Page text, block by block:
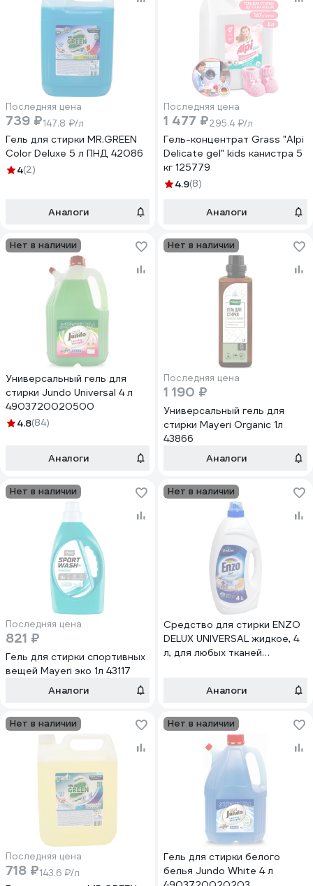
Последняя цена
739 ₽147.8 ₽/л
Гель для стирки MR.GREEN
Color Deluxe 5 л ПНД 42086
4(2)
Аналоги
Последняя цена
1 477 ₽295.4 ₽/л
Гель-концентрат Grass "Alpi
Delicate gel" kids канистра 5
кг 125779
4.9(8)
Аналоги
Нет в наличии
Универсальный гель для
стирки Jundo Universal 4 л
4903720020500
4.8(84)
Аналоги
Нет в наличии
Последняя цена
1 190 ₽
Универсальный гель для
стирки Mayeri Organic 1л
43866
Аналоги
Нет в наличии
Последняя цена
821 ₽
Гель для стирки спортивных
вещей Mayeri эко 1л 43117
Аналоги
Нет в наличии
Средство для стирки ENZO
DELUX UNIVERSAL жидкое, 4
л, для любых тканей
Аналоги
Нет в наличии
Последняя цена
718 ₽143.6 ₽/л
Нет в наличии
Гель для стирки белого
белья Jundo White 4 л